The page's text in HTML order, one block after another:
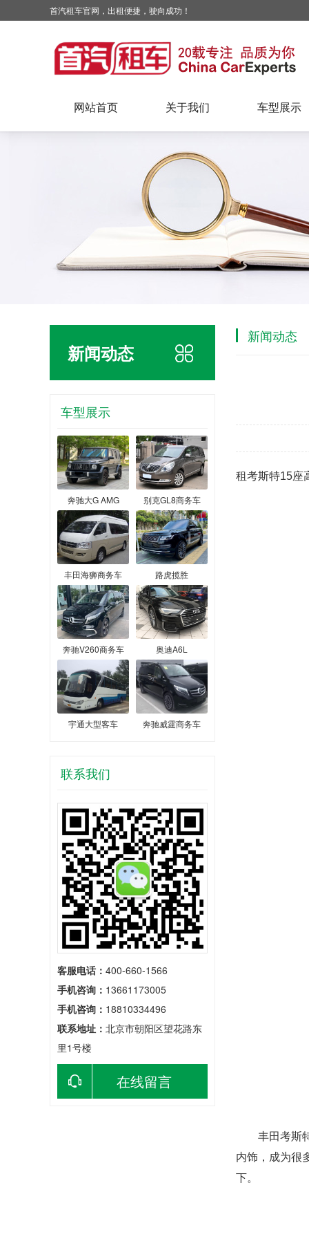
首汽租车官网，出租便捷，驶向成功！
网站首页 关于我们 车型展示
新闻动态
车型展示
奔驰大G AMG 别克GL8商务车
丰田海狮商务车 路虎揽胜
奔驰V260商务车 奥迪A6L
宇通大型客车 奔驰威霆商务车
联系我们
客服电话： 400-660-1566
手机咨询： 13661173005
手机咨询： 18810334496
联系地址： 北京市朝阳区望花路东
里1号楼
在线留言
新闻动态
租考斯特15座
丰田考斯特
内饰，成为很
下。